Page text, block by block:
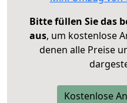
Bitte füllen Sie das
aus, um kostenlose
denen alle Preise
Kostenlose